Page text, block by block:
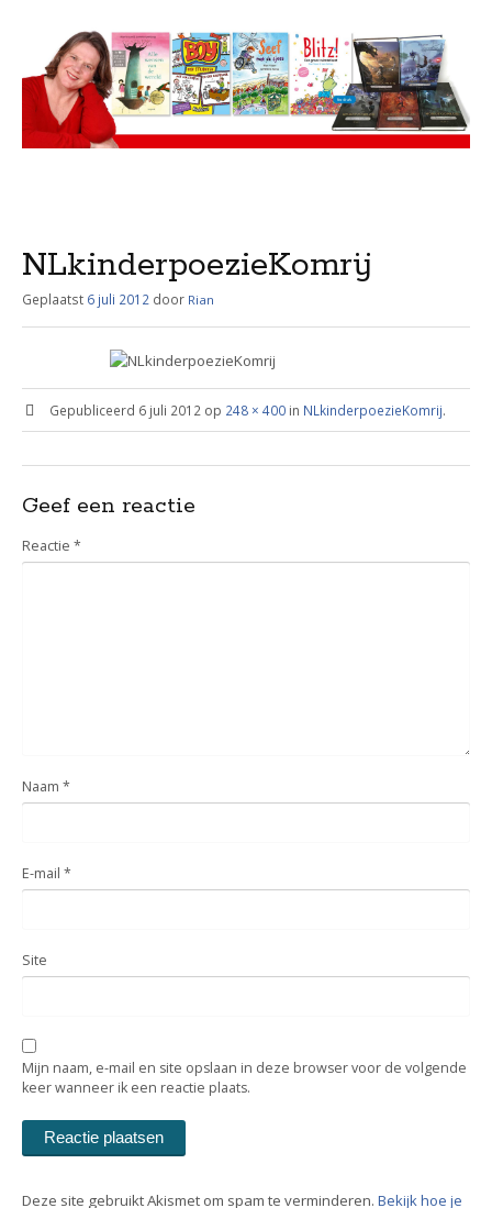
NLkinderpoezieKomrij
Geplaatst 6 juli 2012 door Rian
Gepubliceerd 6 juli 2012op 248 × 400in NLkinderpoezieKomrij.
Geef een reactie
Reactie *
Naam *
E-mail *
Site
Mijn naam, e-mail en site opslaan in deze browser voor de volgende
keer wanneer ik een reactie plaats.
Deze site gebruikt Akismet om spam te verminderen. Bekijk hoe je